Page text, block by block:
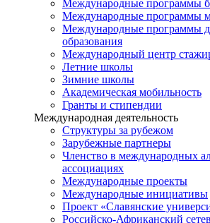
Международные программы
Международные программы
Международные программы
образования
Международный центр
Летние школы
Зимние школы
Академическая мобильность
Гранты и стипендии
Международная деятельность
Структуры за рубежом
Зарубежные партнеры
Членство в международных
ассоциациях
Международные проекты
Международные инициативы
Проект «Славянские
Российско-Африканский